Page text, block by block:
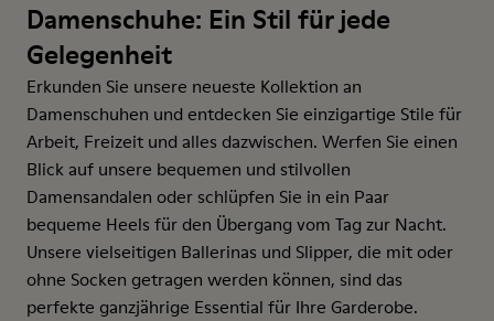
Damenschuhe: Ein Stil für jede
Gelegenheit
Erkunden Sie unsere neueste Kollektion an
Damenschuhen und entdecken Sie einzigartige Stile für
Arbeit, Freizeit und alles dazwischen. Werfen Sie einen
Blick auf unsere bequemen und stilvollen
Damensandalen oder schlüpfen Sie in ein Paar
bequeme Heels für den Übergang vom Tag zur Nacht.
Unsere vielseitigen Ballerinas und Slipper, die mit oder
ohne Socken getragen werden können, sind das
perfekte ganzjährige Essential für Ihre Garderobe.